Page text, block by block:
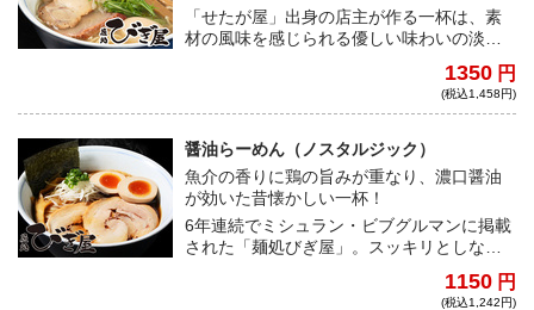
「せたが屋」出身の店主が作る一杯は、素
材の風味を感じられる優しい味わいの淡麗
めん。様々な食感や味が楽しめるように、3
種のチャーシューと2種のメンマが入ってお
1350 円
(税込1,458円)
醤油らーめん（ノスタルジック）
魚介の香りに鶏の旨みが重なり、濃口醤油
が効いた昔懐かしい一杯！
6年連続でミシュラン・ビブグルマンに掲載
された「麺処びぎ屋」。スッキリとしなが
油ラーメンらしさを全面に感じる淡麗醤油
1150 円
(税込1,242円)